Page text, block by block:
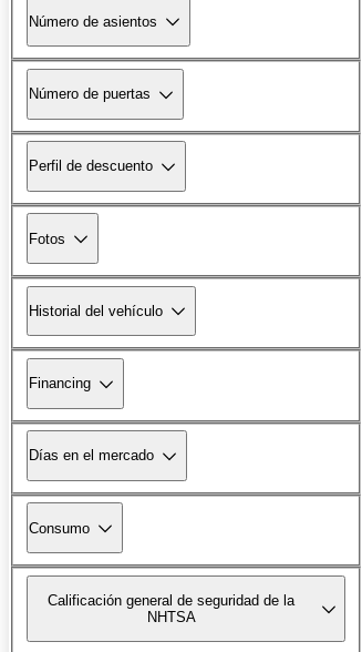
Número de asientos
Número de puertas
Perfil de descuento
Fotos
Historial del vehículo
Financing
Días en el mercado
Consumo
Calificación general de seguridad de la
NHTSA